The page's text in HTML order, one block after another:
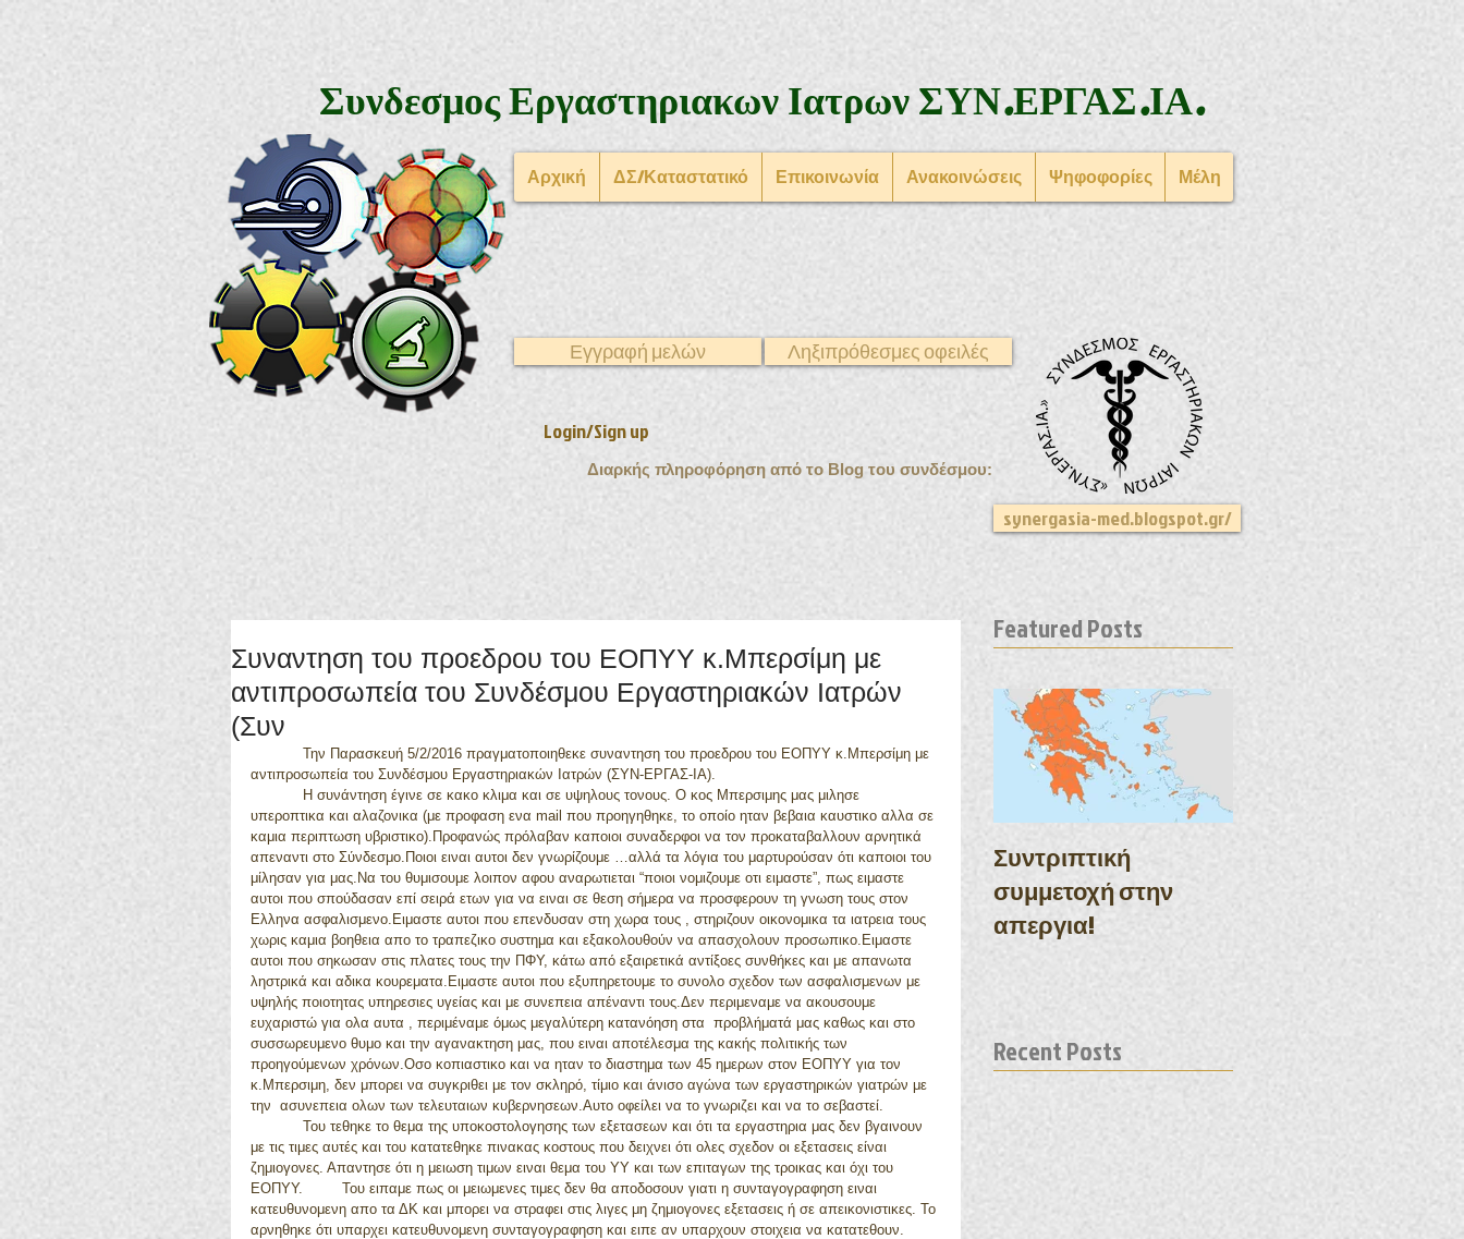
Συνδεσμος Εργαστηριακων ΙατρωνΣΥΝ.ΕΡΓΑΣ.ΙΑ.
Αρχική ΔΣ/Καταστατικό Επικοινωνία Ανακοινώσεις Ψηφοφορίες Μέλη
Διαρκής πληροφόρηση από το Blog του συνδέσμου:
Login/Sign up
Εγγραφή μελών Ληξιπρόθεσμες οφειλές
synergasia-med.blogspot.gr/
Συναντηση του προεδρου του ΕΟΠΥΥ κ.Μπερσίμη με
αντιπροσωπεία του Συνδέσμου Εργαστηριακών Ιατρών
(Συν
αντιπροσωπεία του Συνδέσμου Εργαστηριακών Ιατρών (ΣΥΝ-ΕΡΓΑΣ-ΙΑ).
υπεροπτικα και αλαζονικα (με προφαση ενα mail που προηγηθηκε, το οποίο ηταν βεβαια καυστικο αλλα σε
καμια περιπτωση υβριστικο).Προφανώς πρόλαβαν καποιοι συναδερφοι να τον προκαταβαλλουν αρνητικά
απεναντι στο Σύνδεσμο.Ποιοι ειναι αυτοι δεν γνωρίζουμε …αλλά τα λόγια του μαρτυρούσαν ότι καποιοι του
μίλησαν για μας.Να του θυμισουμε λοιπον αφου αναρωτιεται “ποιοι νομιζουμε οτι ειμαστε”, πως ειμαστε
αυτοι που σπούδασαν επί σειρά ετων για να ειναι σε θεση σήμερα να προσφερουν τη γνωση τους στον
Ελληνα ασφαλισμενο.Ειμαστε αυτοι που επενδυσαν στη χωρα τους , στηριζουν οικονομικα τα ιατρεια τους
χωρις καμια βοηθεια απο το τραπεζικο συστημα και εξακολουθούν να απασχολουν προσωπικο.Ειμαστε
αυτοι που σηκωσαν στις πλατες τους την ΠΦΥ, κάτω από εξαιρετικά αντίξοες συνθήκες και με απανωτα
ληστρικά και αδικα κουρεματα.Eιμαστε αυτοι που εξυπηρετουμε το συνολο σχεδον των ασφαλισμενων με
υψηλής ποιοτητας υπηρεσιες υγείας και με συνεπεια απέναντι τους.Δεν περιμεναμε να ακουσουμε
ευχαριστώ για ολα αυτα , περιμέναμε όμως μεγαλύτερη κατανόηση στα  προβλήματά μας καθως και στο
συσσωρευμενο θυμο και την αγανακτηση μας, που ειναι αποτέλεσμα της κακής πολιτικής των
προηγούμενων χρόνων.Οσο κοπιαστικο και να ηταν το διαστημα των 45 ημερων στον ΕΟΠΥΥ για τον
κ.Μπερσιμη, δεν μπορει να συγκριθει με τον σκληρό, τίμιο και άνισο αγώνα των εργαστηρικών γιατρών με
την  ασυνεπεια ολων των τελευταιων κυβερνησεων.Αυτο οφείλει να το γνωριζει και να το σεβαστεί.
με τις τιμες αυτές και του κατατεθηκε πινακας κοστους που δειχνει ότι ολες σχεδον οι εξετασεις είναι
ζημιογονες. Απαντησε ότι η μειωση τιμων ειναι θεμα του ΥΥ και των επιταγων της τροικας και όχι του
ΕΟΠΥΥ.         Του ειπαμε πως οι μειωμενες τιμες δεν θα αποδοσουν γιατι η συνταγογραφηση ειναι
κατευθυνομενη απο τα ΔΚ και μπορει να στραφει στις λιγες μη ζημιογονες εξετασεις ή σε απεικονιστικες. Το
αρνηθηκε ότι υπαρχει κατευθυνομενη συνταγογραφηση και ειπε αν υπαρχουν στοιχεια να κατατεθουν.
Featured Posts
Συντριπτική
συμμετοχή στην
απεργια!
Recent Posts